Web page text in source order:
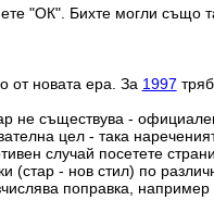
"ОК". Бихте могли също
от новата ера. За 1997
не съществува -
цел - така
случай посетете
(стар - нов стил) по
поправка,